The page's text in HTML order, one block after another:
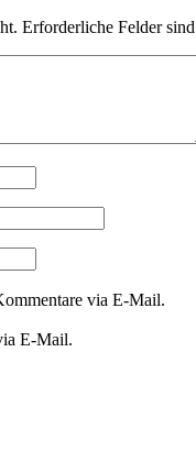
Erforderliche Felder
via E-Mail.
E-Mail.